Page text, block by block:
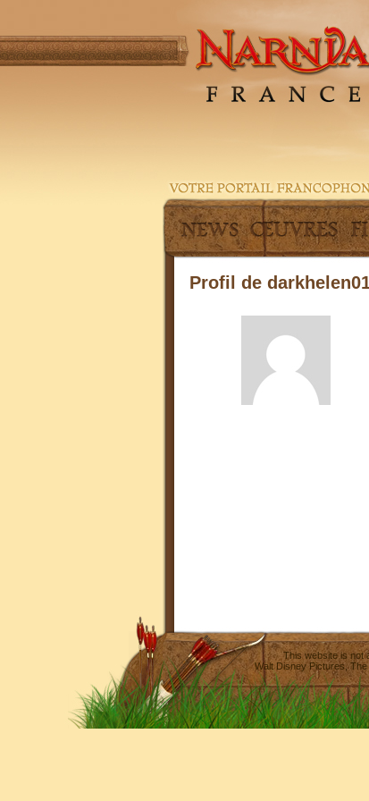
Profil de
This website is not
Walt Disney Pictures,The